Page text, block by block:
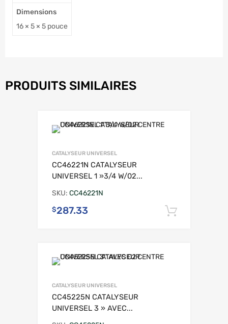
Dimensions
16 × 5 × 5 pouce
PRODUITS SIMILAIRES
CATALYSEUR UNIVERSEL
CC46221N CATALYSEUR
UNIVERSEL 1 »3/4 W/02...
SKU: CC46221N
$287.33
CATALYSEUR UNIVERSEL
CC45225N CATALYSEUR
UNIVERSEL 3 » AVEC...